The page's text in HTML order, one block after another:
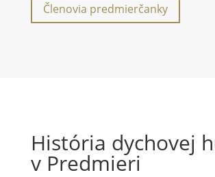
Členovia predmierčanky
História dychovej
v Predmieri